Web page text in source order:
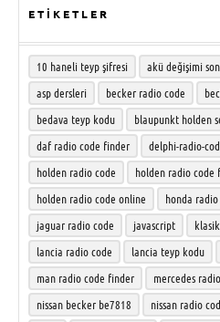
ETİKETLER
10 haneli teyp şifresi akü değişimi
asp dersleri
becker radio code
bedava teyp kodu
blaupunkt holden
daf radio code finder
delphi-radio-
holden radio code
holden radio code
holden radio code online
honda
jaguar radio code
javascript
lancia radio code
lancia teyp kodu
man radio code finder
mercedes
nissan becker be7818
nissan radio